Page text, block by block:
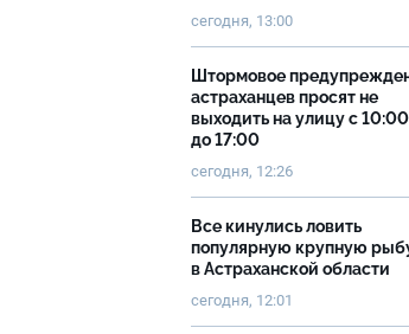
сегодня, 13:00
Штормовое
астраханцев просят не
выходить на улицу с 10:00
до 17:00
сегодня, 12:26
Все кинулись ловить
популярную крупную
в Астраханской области
сегодня, 12:01